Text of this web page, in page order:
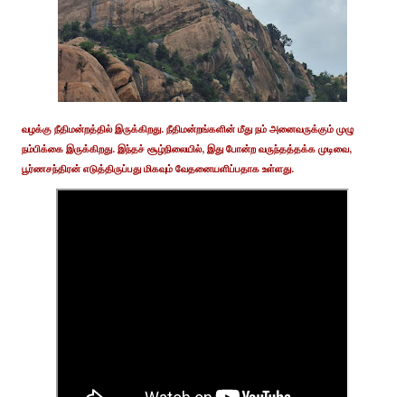
வழக்கு நீதிமன்றத்தில் இருக்கிறது. நீதிமன்றங்களின் மீது நம் அனைவருக்கும் முழு
நம்பிக்கை இருக்கிறது. இந்தச் சூழ்நிலையில், இது போன்ற வருந்தத்தக்க முடிவை,
பூர்ணசந்திரன் எடுத்திருப்பது மிகவும் வேதனையளிப்பதாக உள்ளது.